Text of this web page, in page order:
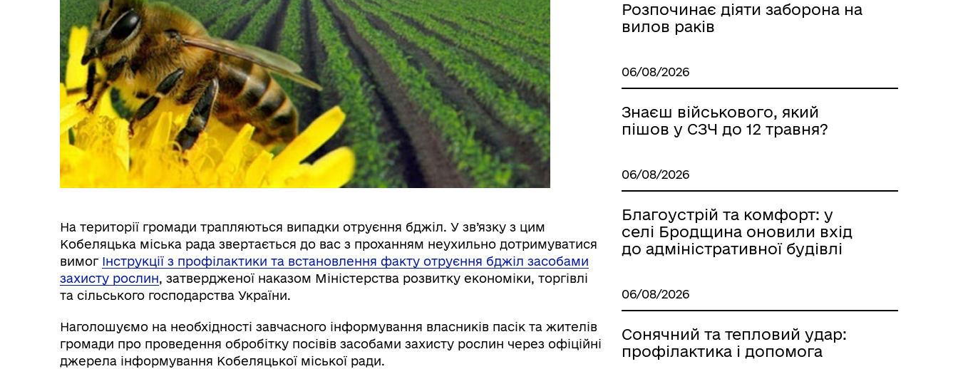
На території громади трапляються випадки отруєння бджіл. У зв’язку з цим
Кобеляцька міська рада звертається до вас з проханням неухильно дотримуватися
вимог Інструкції з профілактики та встановлення факту отруєння бджіл засобами
захисту рослин, затвердженої наказом Міністерства розвитку економіки, торгівлі
та сільського господарства України.
Наголошуємо на необхідності завчасного інформування власників пасік та жителів
громади про проведення обробітку посівів засобами захисту рослин через офіційні
джерела інформування Кобеляцької міської ради.
Розпочинає діяти заборона на
вилов раків
06/08/2026
Знаєш військового, який
пішов у СЗЧ до 12 травня?
06/08/2026
Благоустрій та комфорт: у
селі Бродщина оновили вхід
до адміністративної будівлі
06/08/2026
Сонячний та тепловий удар:
профілактика і допомога